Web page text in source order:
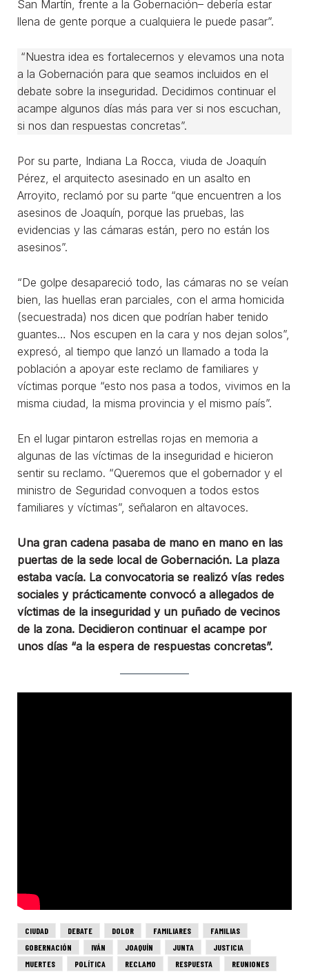
San Martín, frente a la Gobernación– debería estar
llena de gente porque a cualquiera le puede pasar”.
“Nuestra idea es fortalecernos y elevamos una nota
a la Gobernación para que seamos incluidos en el
debate sobre la inseguridad. Decidimos continuar el
acampe algunos días más para ver si nos escuchan,
si nos dan respuestas concretas”.
Por su parte, Indiana La Rocca, viuda de Joaquín
Pérez, el arquitecto asesinado en un asalto en
Arroyito, reclamó por su parte “que encuentren a los
asesinos de Joaquín, porque las pruebas, las
evidencias y las cámaras están, pero no están los
asesinos”.
“De golpe desapareció todo, las cámaras no se veían
bien, las huellas eran parciales, con el arma homicida
(secuestrada) nos dicen que podrían haber tenido
guantes… Nos escupen en la cara y nos dejan solos”,
expresó, al tiempo que lanzó un llamado a toda la
población a apoyar este reclamo de familiares y
víctimas porque “esto nos pasa a todos, vivimos en la
misma ciudad, la misma provincia y el mismo país”.
En el lugar pintaron estrellas rojas en memoria a
algunas de las víctimas de la inseguridad e hicieron
sentir su reclamo. “Queremos que el gobernador y el
ministro de Seguridad convoquen a todos estos
familiares y víctimas”, señalaron en altavoces.
Una gran cadena pasaba de mano en mano en las
puertas de la sede local de Gobernación. La plaza
estaba vacía. La convocatoria se realizó vías redes
sociales y prácticamente convocó a allegados de
víctimas de la inseguridad y un puñado de vecinos
de la zona. Decidieron continuar el acampe por
unos días “a la espera de respuestas concretas”.
CIUDAD DEBATE DOLOR FAMILIARES
FAMILIAS
GOBERNACIÓN
IVÁN JOAQUÍN JUNTA
JUSTICIA
MUERTES
POLÍTICA RECLAMO RESPUESTA
REUNIONES